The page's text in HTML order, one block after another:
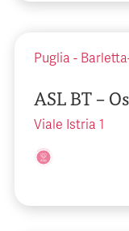
Puglia -
ASL BT –
Viale Istria 1